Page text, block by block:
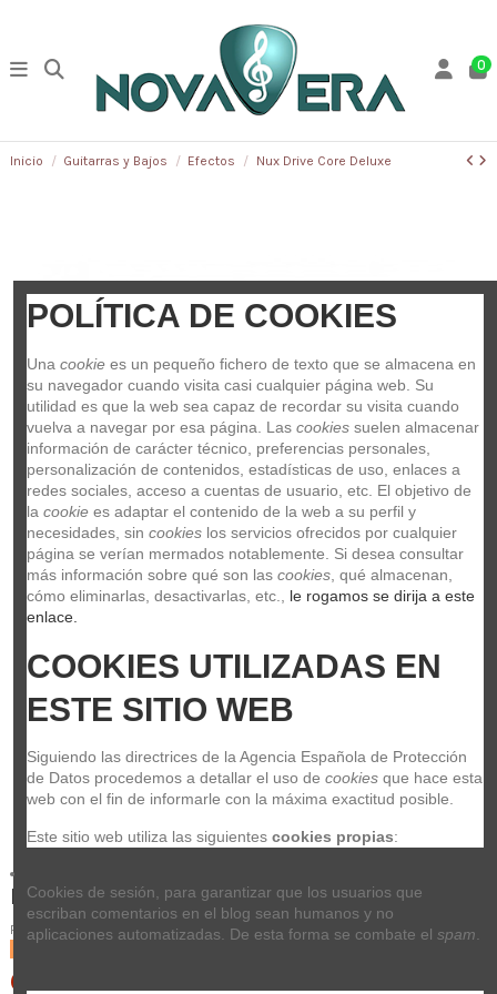
0
Inicio Guitarras y Bajos Efectos Nux Drive Core Deluxe
Nux Drive Core Deluxe
Referencia nux drive core
68,99 €
POLÍTICA DE COOKIES
Una cookie es un pequeño fichero de texto que se almacena en
su navegador cuando visita casi cualquier página web. Su
utilidad es que la web sea capaz de recordar su visita cuando
vuelva a navegar por esa página. Las cookies suelen almacenar
información de carácter técnico, preferencias personales,
personalización de contenidos, estadísticas de uso, enlaces a
redes sociales, acceso a cuentas de usuario, etc. El objetivo de
la cookie es adaptar el contenido de la web a su perfil y
necesidades, sin cookies los servicios ofrecidos por cualquier
página se verían mermados notablemente. Si desea consultar
más información sobre qué son las cookies , qué almacenan,
cómo eliminarlas, desactivarlas, etc.,
le rogamos se dirija a este
enlace.
COOKIES UTILIZADAS EN
ESTE SITIO WEB
Siguiendo las directrices de la Agencia Española de Protección
de Datos procedemos a detallar el uso de cookies que hace esta
web con el fin de informarle con la máxima exactitud posible.
Este sitio web utiliza las siguientes cookies propias:
Cookies de sesión, para garantizar que los usuarios que
escriban comentarios en el blog sean humanos y no
aplicaciones automatizadas. De esta forma se combate el spam